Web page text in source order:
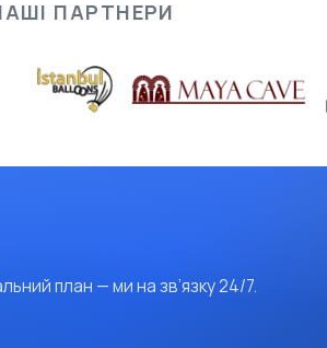
ПАРТНЕРИ
план — ми на зв’язку 24/7.